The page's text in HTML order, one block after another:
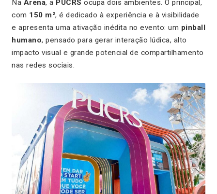
Na Arena, a PUCRS ocupa dois ambientes. O principal,
com 150 m², é dedicado à experiência e à visibilidade
e apresenta uma ativação inédita no evento: um pinball
humano, pensado para gerar interação lúdica, alto
impacto visual e grande potencial de compartilhamento
nas redes sociais.